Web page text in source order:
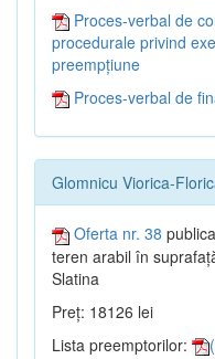
Proces-verbal de
procedurale privind
preempțiune
Proces-verbal de
Glomnicu Viorica-
Oferta nr. 38
teren arabil în
Slatina
Preț: 18126 lei
Lista preemptorilor: